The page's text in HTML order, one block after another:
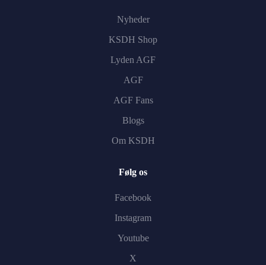
Nyheder
KSDH Shop
Lyden AGF
AGF
AGF Fans
Blogs
Om KSDH
Følg os
Facebook
Instagram
Youtube
X